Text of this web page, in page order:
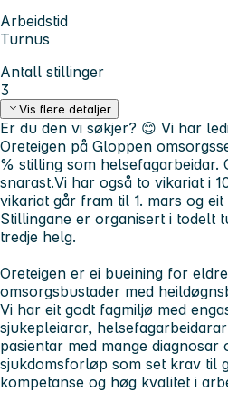
Arbeidstid
Turnus
Antall stillinger
3
Vis flere detaljer
Er du den vi søkjer? 😊 Vi har
Oreteigen på Gloppen
% stilling som helsefagarbeidar.
snarast.Vi har også to vikariat i
vikariat går fram til 1. mars og eit
Stillingane er organisert i todelt
tredje helg.
Oreteigen er ei bueining for
omsorgsbustader med
Vi har eit godt fagmiljø med
sjukepleiarar,
pasientar med mange diagnosar
sjukdomsforløp som set krav til
kompetanse og høg kvalitet i